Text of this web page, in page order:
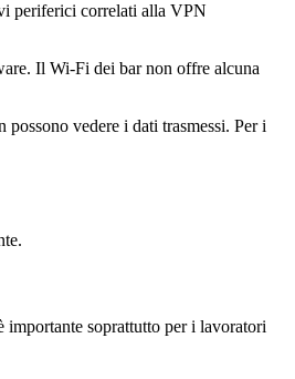
periferici correlati alla VPN
Il Wi-Fi dei bar non offre alcuna
vedere i dati trasmessi. Per i
importante soprattutto per i lavoratori